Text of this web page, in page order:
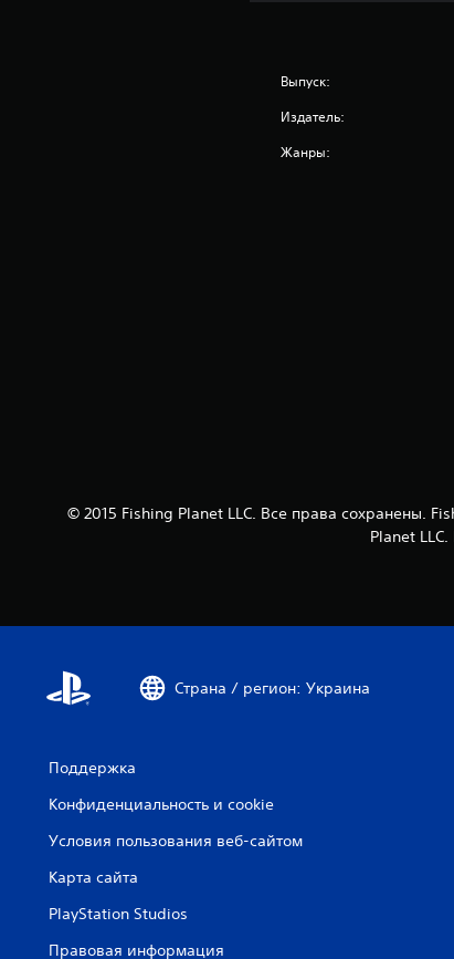
Выпуск:
Издатель:
Жанры:
© 2015 Fishing Planet LLC. Все права сохранены.
Planet
Страна / регион: Украина
Поддержка
Конфиденциальность и cookie
Условия пользования веб-сайтом
Карта сайта
PlayStation Studios
Правовая информация